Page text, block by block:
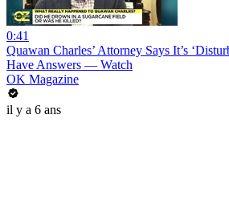
0:41
Quawan Charles’ Attorney Says It’s
Have Answers — Watch
OK Magazine
il y a 6 ans